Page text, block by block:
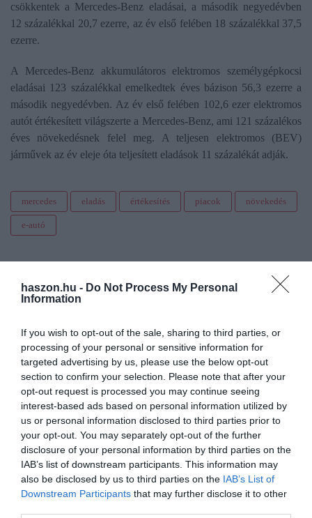
haszon.hu - Do Not Process My Personal
Information
If you wish to opt-out of the sale, sharing to third parties, or
processing of your personal or sensitive information for
targeted advertising by us, please use the below opt-out
section to confirm your selection. Please note that after your
opt-out request is processed you may continue seeing
interest-based ads based on personal information utilized by
us or personal information disclosed to third parties prior to
your opt-out. You may separately opt-out of the further
disclosure of your personal information by third parties on the
IAB’s list of downstream participants. This information may
also be disclosed by us to third parties on the IAB’s List of
Downstream Participants that may further disclose it to other
csökkentek a Mercedes-Benz eladásai, a második negyedévben
12 százalékkal 20,7 ezerre, az év első felében 18 százalékkal 37,5
ezerre.
A Mercedes-Benz akkumulátoros elektromos személygépkocsi
eladásai 123 százalékkal emelkedtek éves bázison 56,3 ezerre a
második negyedévben. Az év első felében 102,6 ezer elektromos
autót értékesített világszerte a Mercedes-Benz, ami 121 százalékos
éves növekedésnek felel meg. A teljesen elektromos (BEV)
járművek az év eleje óta teljesített eladások 11 százalékát adják.
mercedes eladás értékesítés piacok növekedés
e-autó